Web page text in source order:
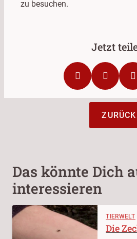
zu besuchen.
ZURÜCK
Das könnte Dich
interessieren
TIERWELT
Die